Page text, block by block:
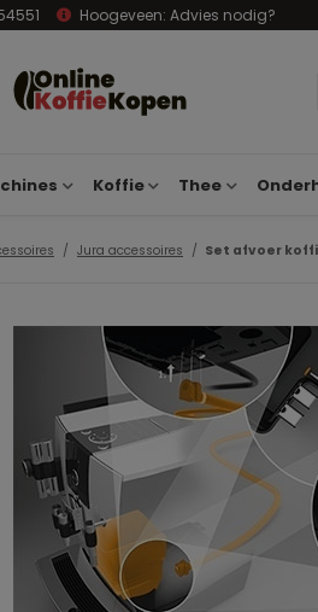
Hoogeveen: Advies nodig?
Koffie Thee
Jura accessoires Set afvoer